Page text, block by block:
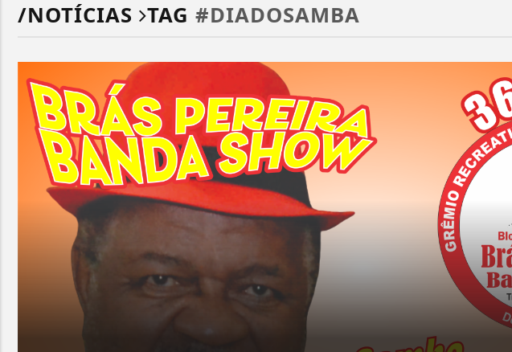
/NOTÍCIAS TAG #DIADOSAMBA